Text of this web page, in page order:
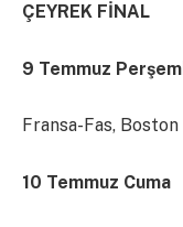
ÇEYREK FİNAL
9 Temmuz
Fransa-Fas,
10 Temmuz Cuma